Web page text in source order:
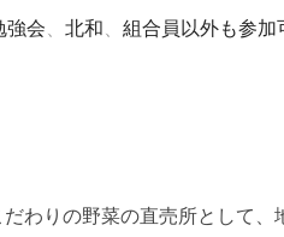
強会 北和 組合員以外も参加
わりの野菜の直売所として